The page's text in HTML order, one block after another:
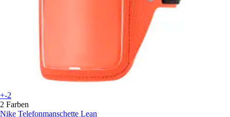
+-2
2 Farben
Nike Telefonmanschette Lean